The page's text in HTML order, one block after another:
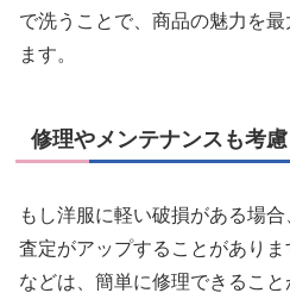
で洗うことで、商品の魅力を
ます。
修理やメンテナンスも考慮
もし洋服に軽い破損がある場
査定がアップすることがあり
などは、簡単に修理できるこ